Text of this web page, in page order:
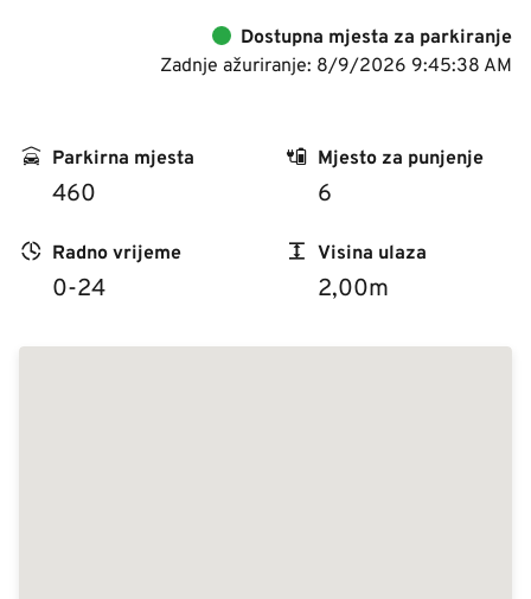
Dostupna mjesta za parkiranje
Zadnje ažuriranje: 8/9/2026 9:45:38 AM
Parkirna mjesta
460
Mjesto za punjenje
6
Radno vrijeme
0-24
Visina ulaza
2,00m